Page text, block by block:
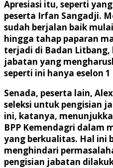
Apresiasi itu, seperti
peserta Irfan Sangadji.
sudah berjalan baik
hingga tahap paparan
terjadi di Badan Litbang,
jabatan yang
seperti ini hanya eselon
Senada, peserta lain,
seleksi untuk pengisian
ini, katanya,
BPP Kemendagri dalam
yang berkualitas. Hal ini
menghindari
pengisian jabatan